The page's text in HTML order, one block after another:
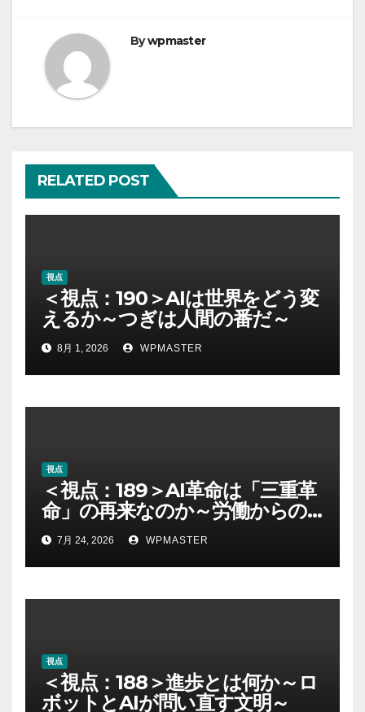
ー
シ
Bywpmaster
RELATED POST
視点
＜視点：190＞AIは世界をどう変
えるか～つぎは人間の番だ～
8月 1, 2026 WPMASTER
視点
＜視点：189＞AI革命は「三重革
命」の再来なのか～労働からの
解放とAI時代の進歩を考える～
7月 24, 2026 WPMASTER
視点
＜視点：188＞進歩とは何か～ロ
ボットとAIが問い直す文明～